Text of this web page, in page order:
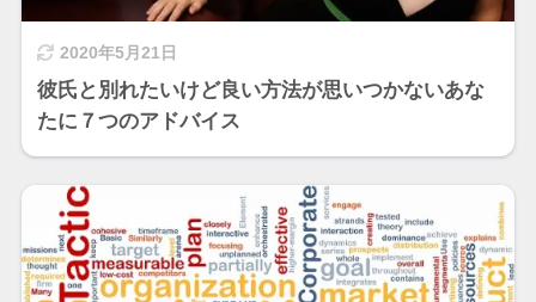
2020年5月21日
彼氏と別れたいけど良い方法が思いつかないあな
たに７つのアドバイス